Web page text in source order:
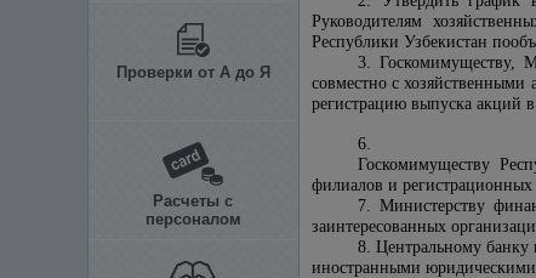
Проверки от А до Я
Расчеты с
персоналом
Руководителям
Республики Узбекистан
3. Госкомимуществу,
совместно с хозяйственными
регистрацию выпуска акций
6.
Госкомимуществу
филиалов и
7. Министерству
заинтересованных
8. Центральному банку
иностранными